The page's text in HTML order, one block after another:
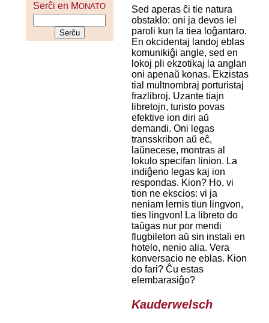
Serĉi en MONATO
Sed aperas ĉi tie natura
obstaklo: oni ja devos iel
paroli kun la tiea loĝantaro.
En okcidentaj landoj eblas
komunikiĝi angle, sed en
lokoj pli ekzotikaj la anglan
oni apenaŭ konas. Ekzistas
tial multnombraj porturistaj
frazlibroj. Uzante tiajn
libretojn, turisto povas
efektive ion diri aŭ
demandi. Oni legas
transskribon aŭ eĉ,
laŭnecese, montras al
lokulo specifan linion. La
indiĝeno legas kaj ion
respondas. Kion? Ho, vi
tion ne ekscios: vi ja
neniam lernis tiun lingvon,
ties lingvon! La libreto do
taŭgas nur por mendi
flugbileton aŭ sin instali en
hotelo, nenio alia. Vera
konversacio ne eblas. Kion
do fari? Ĉu estas
elembarasiĝo?
Kauderwelsch